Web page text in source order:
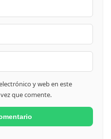
y web en este
que comente.